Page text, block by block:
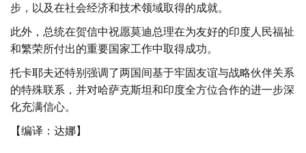
步，以及在社会经济和技术领域取得的成就。
此外，总统在贺信中祝愿莫迪总理在为友好的印度人民福祉
和繁荣所付出的重要国家工作中取得成功。
托卡耶夫还特别强调了两国间基于牢固友谊与战略伙伴关系
的特殊联系，并对哈萨克斯坦和印度全方位合作的进一步深
化充满信心。
【编译：达娜】